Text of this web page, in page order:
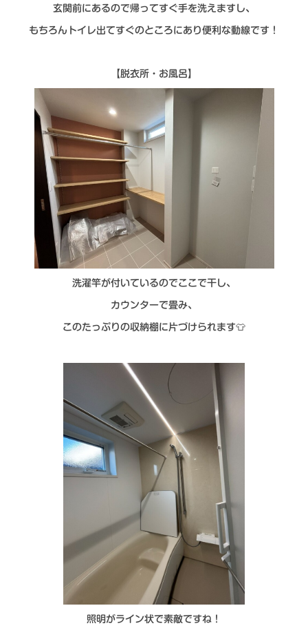
玄関前にあるので帰ってすぐ手を洗えますし、
もちろんトイレ出てすぐのところにあり便利な動線です！
【脱衣所・お風呂】
洗濯竿が付いているのでここで干し、
カウンターで畳み、
このたっぷりの収納棚に片づけられます👕
照明がライン状で素敵ですね！